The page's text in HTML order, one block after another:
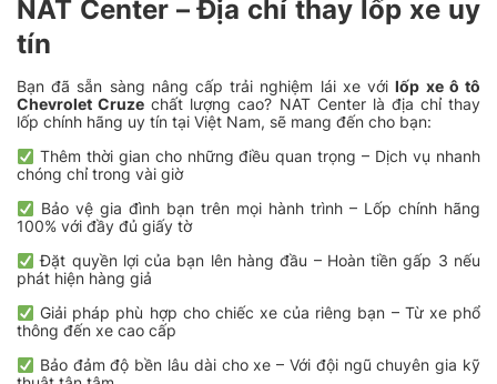
NAT Center – Địa chỉ thay lốp xe uy
tín
Bạn đã sẵn sàng nâng cấp trải nghiệm lái xe vớilốp xe ô tô
Chevrolet Cruze chất lượng cao? NAT Center là địa chỉ thay
lốp chính hãng uy tín tại Việt Nam, sẽ mang đến cho bạn:
Thêm thời gian cho những điều quan trọng – Dịch vụ nhanh
chóng chỉ trong vài giờ
Bảo vệ gia đình bạn trên mọi hành trình – Lốp chính hãng
100% với đầy đủ giấy tờ
Đặt quyền lợi của bạn lên hàng đầu – Hoàn tiền gấp 3 nếu
phát hiện hàng giả
Giải pháp phù hợp cho chiếc xe của riêng bạn – Từ xe phổ
thông đến xe cao cấp
Bảo đảm độ bền lâu dài cho xe – Với đội ngũ chuyên gia kỹ